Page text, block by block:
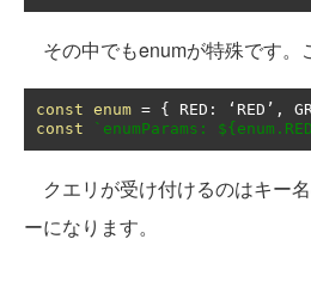
その中でもenumが特殊です。
const enum = { RED : ‘ RED ’,
const
`enumParams:
クエリが受け付けるのはキー
ーになります。